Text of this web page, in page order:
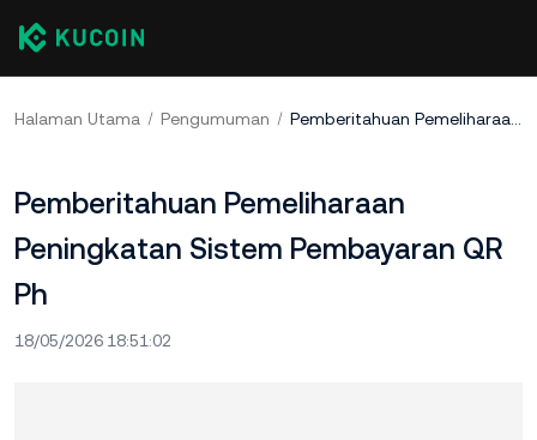
Halaman Utama Pengumuman Pemberitahuan Pemeliharaan Peningkatan Sistem Pembayaran QR Ph
Pemberitahuan Pemeliharaan
Peningkatan Sistem Pembayaran QR
Ph
18/05/2026 18:51:02